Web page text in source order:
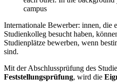
Internationale Bewerber: innen, die
Studienkolleg besucht haben,
Studienplätze bewerben, wenn
sind.
Mit der Abschlussprüfung des
Feststellungsprüfung, wird die